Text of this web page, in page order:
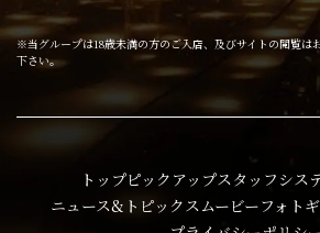
※当グループは18歳未満の方のご入店、及びサイトの閲覧は
下さい。
トップピックアップスタッフ シス
ニュース&トピックスムービーフォト